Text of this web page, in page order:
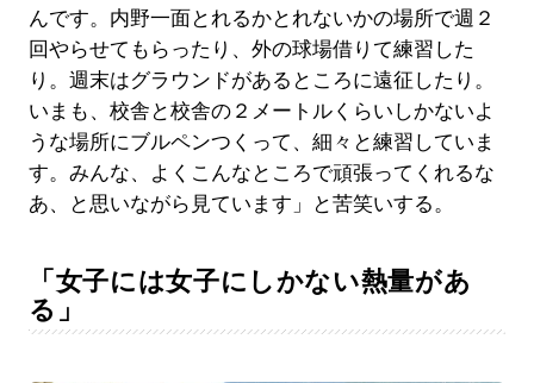
んです。内野一面とれるかとれないかの場所で週２
回やらせてもらったり、外の球場借りて練習した
り。週末はグラウンドがあるところに遠征したり。
いまも、校舎と校舎の２メートルくらいしかないよ
うな場所にブルペンつくって、細々と練習していま
す。みんな、よくこんなところで頑張ってくれるな
あ、と思いながら見ています」と苦笑いする。
「女子には女子にしかない熱量があ
る」